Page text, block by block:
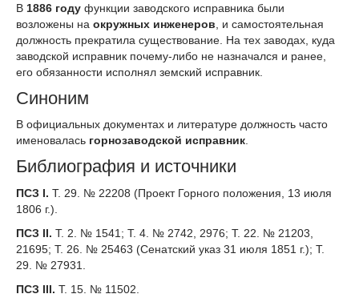
В 1886 году функции заводского исправника были
возложены на окружных инженеров , и самостоятельная
должность прекратила существование. На тех заводах, куда
заводской исправник почему-либо не назначался и ранее,
его обязанности исполнял земский исправник.
Синоним
В официальных документах и литературе должность часто
именовалась горнозаводской исправник.
Библиография и источники
ПСЗ I. Т. 29. № 22208 (Проект Горного положения, 13 июля
1806 г.).
ПСЗ II. Т. 2. № 1541; Т. 4. № 2742, 2976; Т. 22. № 21203,
21695; Т. 26. № 25463 (Сенатский указ 31 июля 1851 г.); Т.
29. № 27931.
ПСЗ III. Т. 15. № 11502.